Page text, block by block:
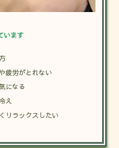
います
労がとれない
なる
え
ラックスしたい